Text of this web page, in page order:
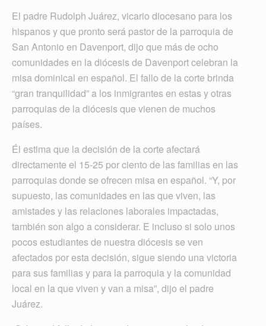
El padre Rudolph Juárez, vicario diocesano para los
hispanos y que pronto será pastor de la parroquia de
San Antonio en Davenport, dijo que más de ocho
comunidades en la diócesis de Davenport celebran la
misa dominical en español. El fallo de la corte brinda
“gran tranquilidad” a los inmigrantes en estas y otras
parroquias de la diócesis que vienen de muchos
países.
Él estima que la decisión de la corte afectará
directamente el 15-25 por ciento de las familias en las
parroquias donde se ofrecen misa en español. “Y, por
supuesto, las comunidades en las que viven, las
amistades y las relaciones laborales impactadas,
también son algo a considerar. E incluso si solo unos
pocos estudiantes de nuestra diócesis se ven
afectados por esta decisión, sigue siendo una victoria
para sus familias y para la parroquia y la comunidad
local en la que viven y van a misa”, dijo el padre
Juárez.